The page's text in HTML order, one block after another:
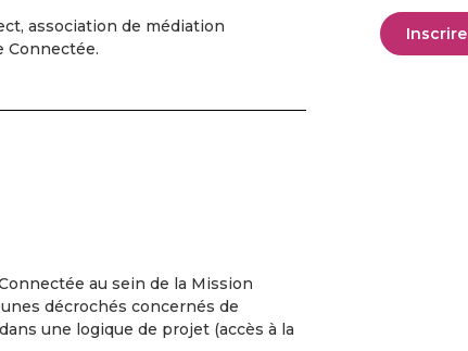
association de médiation
Connectée.
au sein de la Mission
décrochés concernés de
une logique de projet (accès à la